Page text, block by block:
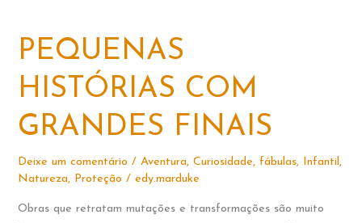
PEQUENAS
HISTÓRIAS COM
GRANDES FINAIS
Deixe um comentário /Aventura,Curiosidade, fábulas, Infantil ,
Natureza, Proteção /edy.marduke
Obras que retratam mutações e transformações são muito